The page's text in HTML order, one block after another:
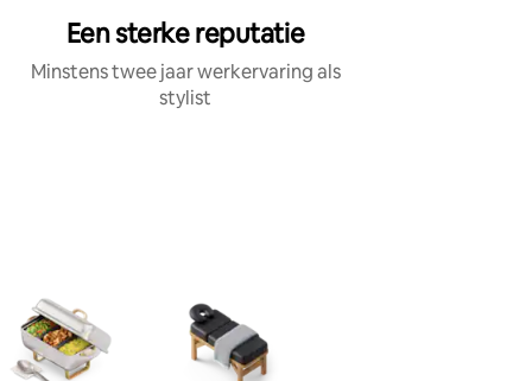
Een sterke reputatie
Minstens twee jaar werkervaring als
stylist